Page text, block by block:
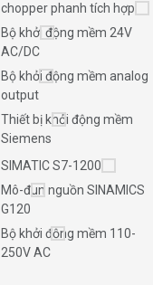
chopper phanh tích hợp
Bộ khởi động mềm 24V
AC/DC
Bộ khởi động mềm analog
output
Thiết bị khởi động mềm
Siemens
SIMATIC S7-1200
Mô-đun nguồn SINAMICS
G120
Bộ khởi động mềm 110-
250V AC